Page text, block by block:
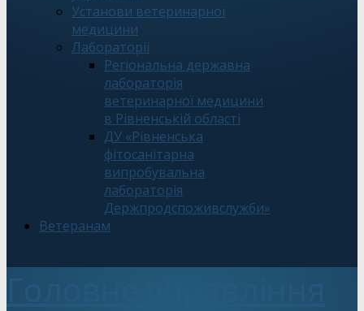
Установи ветеринарної
медицини
Лабораторії
Регіональна державна
лабораторія
ветеринарної медицини
в Рівненській області
ДУ «Рівненська
фітосанітарна
випробувальна
лабораторія
Держпродспоживслужби»
Ветеранам